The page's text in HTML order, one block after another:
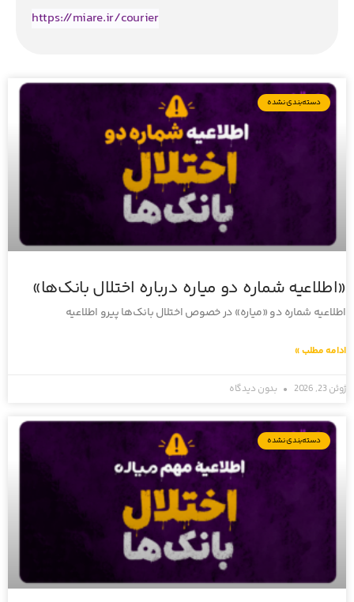
https://miare.ir/courier
دسته‌بندی نشده
«اطلاعیه شماره دو میاره درباره اختلال بانک‌ها»
اطلاعیه شماره دو «میاره» در خصوص اختلال بانک‌ها پیرو اطلاعیه
ادامه مطلب »
ژوئن 23, 2026 بدون دیدگاه
دسته‌بندی نشده